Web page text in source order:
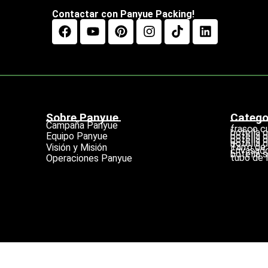
Contactar con Panyue Packing!
Sobre Panyue
Campaña Panyue
Equipo Panyue
Visión y Misión
Operaciones Panyue
frasco
botella
botella
botella
botella
Tarro de
botella
tubo de